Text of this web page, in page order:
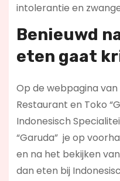
intolerantie en
Benieuwd
eten gaat
Op de webpagina
Restaurant en Toko
Indonesisch
“Garuda” je op
en na het bekijken
dan eten bij